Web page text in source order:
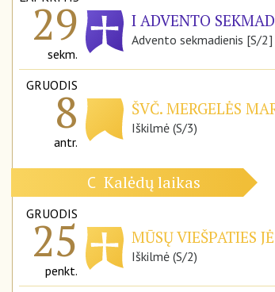
29
sekm.
I ADVENTO
Advento sekmadienis [S/2]
GRUODIS
8
antr.
ŠVČ. MERGELĖS
Iškilmė (S/3)
C Kalėdų laikas
GRUODIS
25
penkt.
MŪSŲ VIEŠPATIES
Iškilmė (S/2)